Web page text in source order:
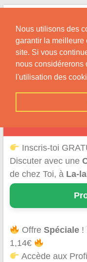
Nous utilisons des
garantir la meilleure
site. Si vous
nous considérerons
l'utilisation des
Skip
content
Nos Conseils pour
Originaire de Chine !
Inscris-toi
Discuter avec une
de chez Toi, à La-
OffreSpéciale !
1,14€
Accède aux